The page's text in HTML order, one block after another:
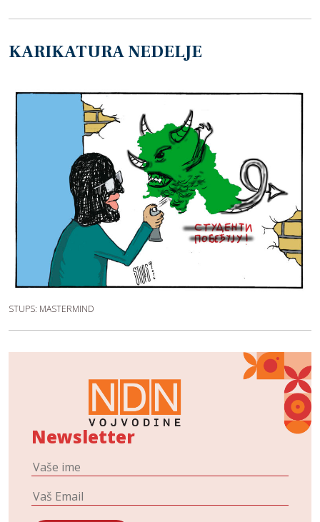
KARIKATURA NEDELJE
STUPS: MASTERMIND
Newsletter